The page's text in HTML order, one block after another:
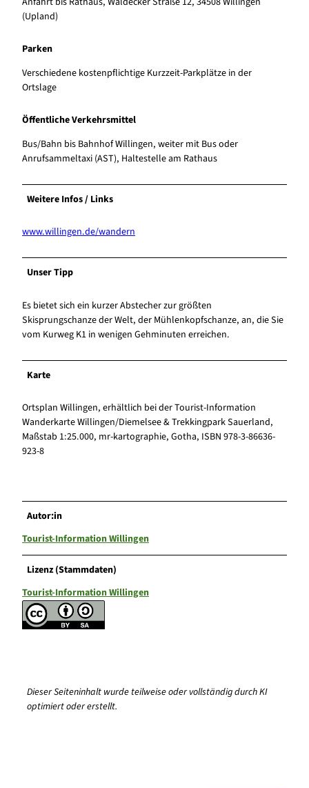
(Upland)
Parken
Verschiedene kostenpflichtige Kurzzeit-Parkplätze in der
Ortslage
Öffentliche Verkehrsmittel
Bus/Bahn bis Bahnhof Willingen, weiter mit Bus oder
Anrufsammeltaxi (AST), Haltestelle am Rathaus
Weitere Infos / Links
www.willingen.de/wandern
Unser Tipp
Es bietet sich ein kurzer Abstecher zur größten
Skisprungschanze der Welt, der Mühlenkopfschanze, an, die Sie
vom Kurweg K1 in wenigen Gehminuten erreichen.
Karte
Ortsplan Willingen, erhältlich bei der Tourist-Information
Wanderkarte Willingen/Diemelsee & Trekkingpark Sauerland,
Maßstab 1:25.000, mr-kartographie, Gotha, ISBN 978-3-86636-
923-8
Autor:in
Tourist-Information Willingen
Lizenz (Stammdaten)
Tourist-Information Willingen
Dieser Seiteninhalt wurde teilweise oder vollständig durch KI
optimiert oder erstellt.